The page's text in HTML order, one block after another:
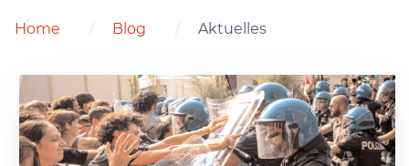
Home Blog Aktuelles